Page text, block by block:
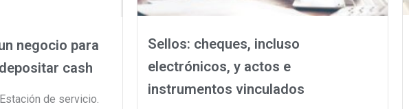
negocio para
cash
de servicio.
Sellos: cheques, incluso
electrónicos, y actos e
instrumentos vinculados